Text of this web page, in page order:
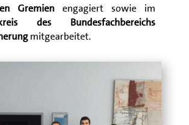
Gremienengagiert sowie im
des Bundesfachbereichs
mitgearbeitet.